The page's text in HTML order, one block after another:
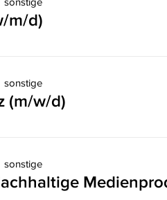
m/d)
sonstige
(m/w/d)
sonstige